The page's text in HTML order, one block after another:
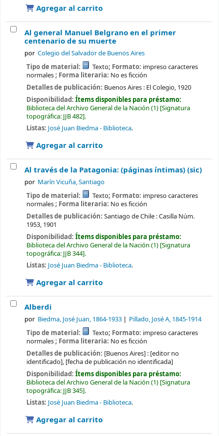
Agregar al carrito
Al general Manuel Belgrano en el primer
centenario de su muerte
por Colegio del Salvador de Buenos Aires
Tipo de material: Texto; Formato: impreso caracteres
normales; Forma literaria: No es ficción
Detalles de publicación: Buenos Aires : El Colegio, 1920
Disponibilidad: Ítems disponibles para préstamo:
Biblioteca del Archivo General de la Nación (1) Signatura
topográfica: JJB 482 .
Listas: José Juan Biedma - Biblioteca.
Agregar al carrito
Al través de la Patagonia: (páginas íntimas) (sic)
por Marín Vicuña, Santiago
Tipo de material: Texto; Formato: impreso caracteres
normales; Forma literaria: No es ficción
Detalles de publicación: Santiago de Chile :Casilla Núm.
1953, 1901
Disponibilidad: Ítems disponibles para préstamo:
Biblioteca del Archivo General de la Nación (1) Signatura
topográfica: JJB 344 .
Listas: José Juan Biedma - Biblioteca.
Agregar al carrito
Alberdi
por Biedma, José Juan, 1864-1933 Pillado, José A, 1845-1914
Tipo de material: Texto; Formato: impreso caracteres
normales; Forma literaria: No es ficción
Detalles de publicación: [Buenos Aires] : [editor no
identificado], [fecha de publicación no identificada]
Disponibilidad: Ítems disponibles para préstamo:
Biblioteca del Archivo General de la Nación (1) Signatura
topográfica: JJB 345 .
Listas: José Juan Biedma - Biblioteca.
Agregar al carrito